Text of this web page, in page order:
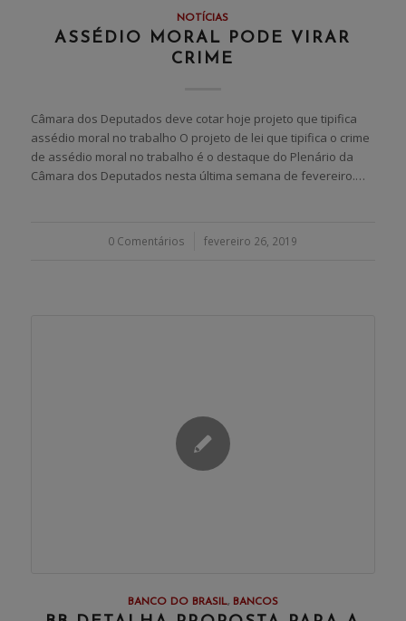
NOTÍCIAS
ASSÉDIO MORAL PODE VIRAR
CRIME
Câmara dos Deputados deve cotar hoje projeto que tipifica
assédio moral no trabalho O projeto de lei que tipifica o crime
de assédio moral no trabalho é o destaque do Plenário da
Câmara dos Deputados nesta última semana de fevereiro.…
0 Comentários
/ fevereiro 26, 2019
BANCO DO BRASIL, BANCOS